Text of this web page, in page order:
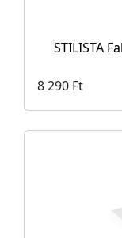
STILISTA
8 290 Ft